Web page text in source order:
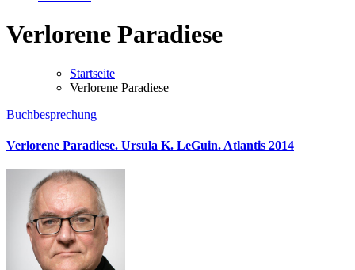
Verlorene Paradiese
Startseite
Verlorene Paradiese
Buchbesprechung
Verlorene Paradiese. Ursula K. LeGuin. Atlantis 2014